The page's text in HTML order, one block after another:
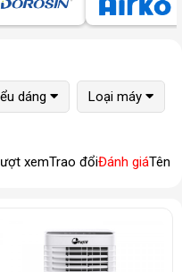
dáng Loại máy
xemTrao đổiĐánh giáTên